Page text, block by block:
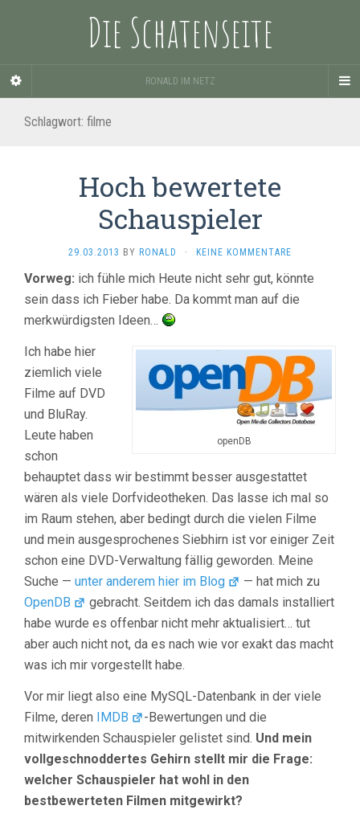
Die Schatenseite
RONALD IM NETZ
Schlagwort: filme
Hoch bewertete
Schauspieler
29.03.2013 BY RONALD · KEINE KOMMENTARE
Vorweg: ich fühle mich Heute nicht sehr gut, könnte
sein dass ich Fieber habe. Da kommt man auf die
merkwürdigsten Ideen…
openDB
Ich habe hier
ziemlich viele
Filme auf DVD
und BluRay.
Leute haben
schon
behauptet dass wir bestimmt besser ausgestattet
wären als viele Dorfvideotheken. Das lasse ich mal so
im Raum stehen, aber bedingt durch die vielen Filme
und mein ausgesprochenes Siebhirn ist vor einiger Zeit
schon eine DVD-Verwaltung fällig geworden. Meine
Suche — unter anderem hier im Blog
— hat mich zu
OpenDB
gebracht. Seitdem ich das damals installiert
habe wurde es offenbar nicht mehr aktualisiert… tut
aber auch nicht not, da es nach wie vor exakt das macht
was ich mir vorgestellt habe.
Vor mir liegt also eine MySQL-Datenbank in der viele
Filme, deren IMDB
-Bewertungen und die
mitwirkenden Schauspieler gelistet sind. Und mein
vollgeschnoddertes Gehirn stellt mir die Frage:
welcher Schauspieler hat wohl in den
bestbewerteten Filmen mitgewirkt?